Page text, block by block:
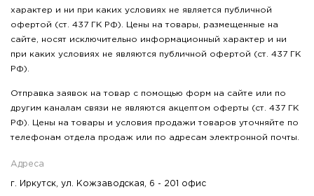
характер и ни при каких условиях не является публичной
офертой (ст. 437 ГК РФ). Цены на товары, размещенные на
сайте, носят исключительно информационный характер и ни
при каких условиях не являются публичной офертой (ст. 437 ГК
РФ).
Отправка заявок на товар с помощью форм на сайте или по
другим каналам связи не являются акцептом оферты (ст. 437 ГК
РФ). Цены на товары и условия продажи товаров уточняйте по
телефонам отдела продаж или по адресам электронной почты.
Адреса
г. Иркутск, ул. Кожзаводская, 6 - 201 офис